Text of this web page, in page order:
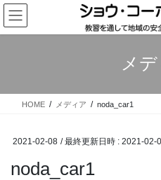
コ
ン
テ
ス
ナ
ビ
ゲ
ン
メ
HOME メディア noda_car1
2021-02-08 / 最終更新日時 : 2021-02-
noda_car1